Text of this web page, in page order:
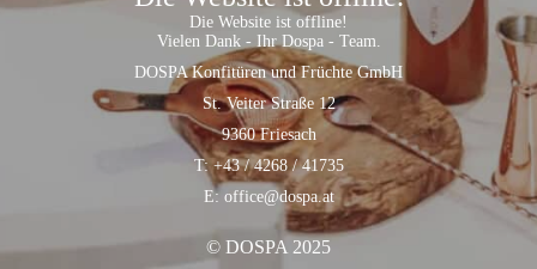
Die Website ist offline!
Vielen Dank - Ihr Dospa - Team.
DOSPA Konfitüren und Früchte GmbH
St. Veiter Straße 12
9360 Friesach
T: +43 / 4268 / 41735
E: office@dospa.at
© DOSPA 2025